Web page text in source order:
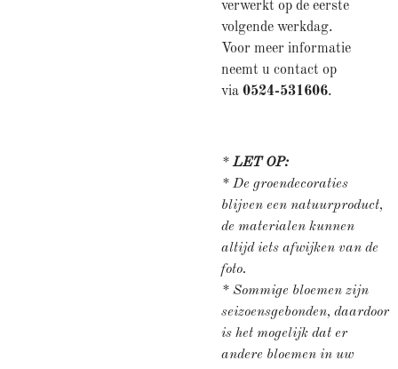
verwerkt op de eerste
volgende werkdag.
Voor meer informatie
neemt u contact op
via 0524-531606.
* LET OP:
* De groendecoraties
blijven een natuurproduct,
de materialen kunnen
altijd iets afwijken van de
foto.
* Sommige bloemen zijn
seizoensgebonden, daardoor
is het mogelijk dat er
andere bloemen in uw